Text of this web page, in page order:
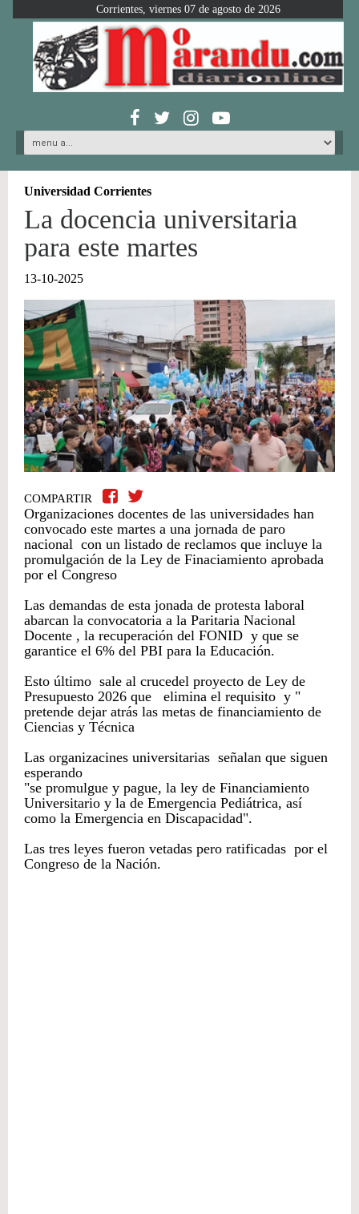
Corrientes, viernes 07 de agosto de 2026
Universidad Corrientes
La docencia universitaria
para este martes
13-10-2025
COMPARTIR
Organizaciones docentes de las universidades han
convocado este martes a una jornada de paro
nacional con un listado de reclamos que incluye la
promulgación de la Ley de Finaciamiento aprobada
por el Congreso
Las demandas de esta jonada de protesta laboral
abarcan la convocatoria a la Paritaria Nacional
Docente , la recuperación del FONID y que se
garantice el 6% del PBI para la Educación.
Esto último sale al crucedel proyecto de Ley de
Presupuesto 2026 que elimina el requisito y "
pretende dejar atrás las metas de financiamiento de
Ciencias y Técnica
Las organizacines universitarias señalan que siguen
esperando
"se promulgue y pague, la ley de Financiamiento
Universitario y la de Emergencia Pediátrica, así
como la Emergencia en Discapacidad".
Las tres leyes fueron vetadas pero ratificadas por el
Congreso de la Nación.